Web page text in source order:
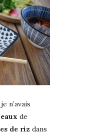
n’avais
de
de riz dans